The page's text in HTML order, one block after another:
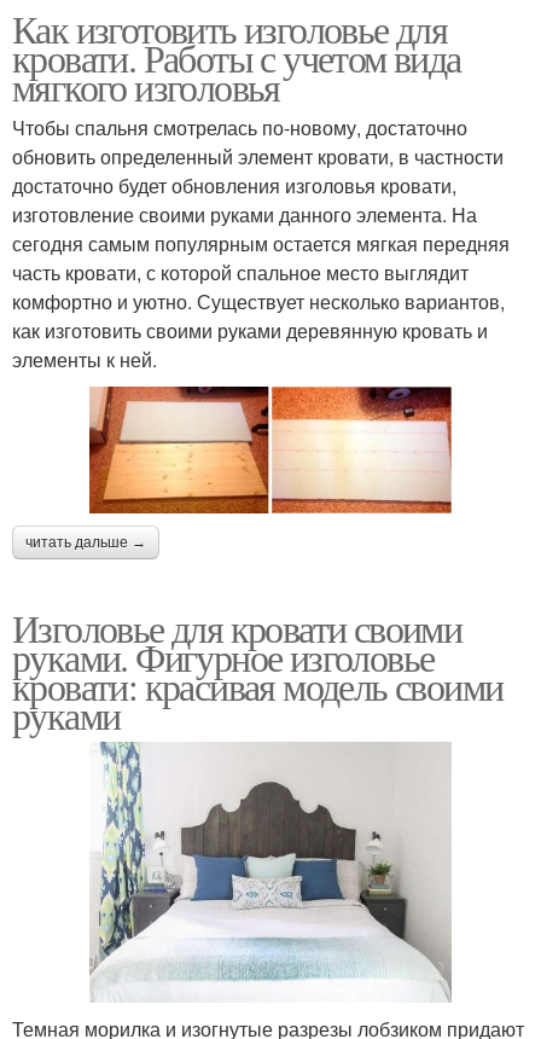
Как изготовить изголовье для
кровати. Работы с учетом вида
мягкого изголовья
Чтобы спальня смотрелась по-новому, достаточно
обновить определенный элемент кровати, в частности
достаточно будет обновления изголовья кровати,
изготовление своими руками данного элемента. На
сегодня самым популярным остается мягкая передняя
часть кровати, с которой спальное место выглядит
комфортно и уютно. Существует несколько вариантов,
как изготовить своими руками деревянную кровать и
элементы к ней.
читать дальше →
Изголовье для кровати своими
руками. Фигурное изголовье
кровати: красивая модель своими
руками
Темная морилка и изогнутые разрезы лобзиком придают